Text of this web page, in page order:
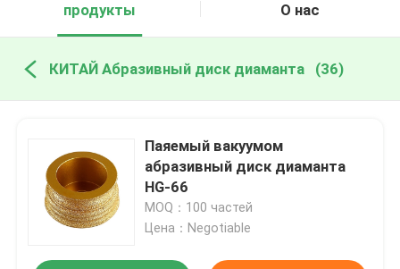
продукты О нас
КИТАЙ Абразивный диск диаманта (36)
Паяемый вакуумом
абразивный диск диаманта
HG-66
MOQ：100 частей
Цена：Negotiable